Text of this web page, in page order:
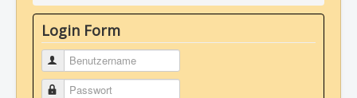
Login Form
Benutzername
Passwort